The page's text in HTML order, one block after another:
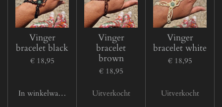
f
u
l
Vinger
bracelet black
€ 18,95
In winkelwagen
Vinger
bracelet
brown
€ 18,95
Uitverkocht
Vinger
bracelet white
€ 18,95
Uitverkocht